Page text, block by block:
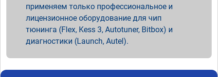
применяем только профессиональное и
лицензионное оборудование для чип
тюнинга (Flex, Kess 3, Autotuner, Bitbox) и
диагностики (Launch, Autel).